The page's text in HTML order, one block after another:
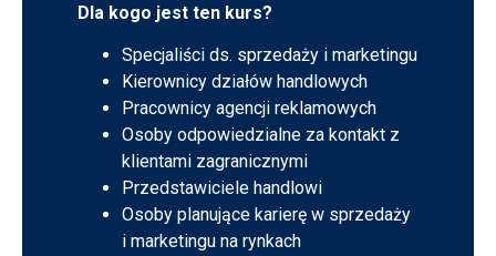
Dla kogo jest ten kurs?
Specjaliści ds. sprzedaży i marketingu
Kierownicy działów handlowych
Pracownicy agencji reklamowych
Osoby odpowiedzialne za kontakt z
klientami zagranicznymi
Przedstawiciele handlowi
Osoby planujące karierę w sprzedaży
i marketingu na rynkach